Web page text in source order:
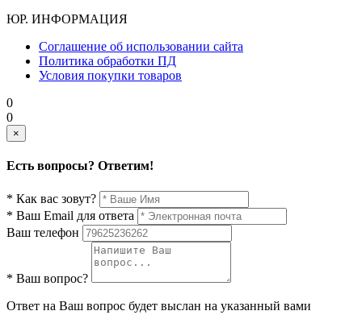
ЮР. ИНФОРМАЦИЯ
Соглашение об использовании сайта
Политика обработки ПД
Условия покупки товаров
0
0
×
Есть вопросы? Ответим!
* Как вас зовут?
* Ваш Email для ответа
Ваш телефон
* Ваш вопрос?
Ответ на Ваш вопрос будет выслан на указанный вами